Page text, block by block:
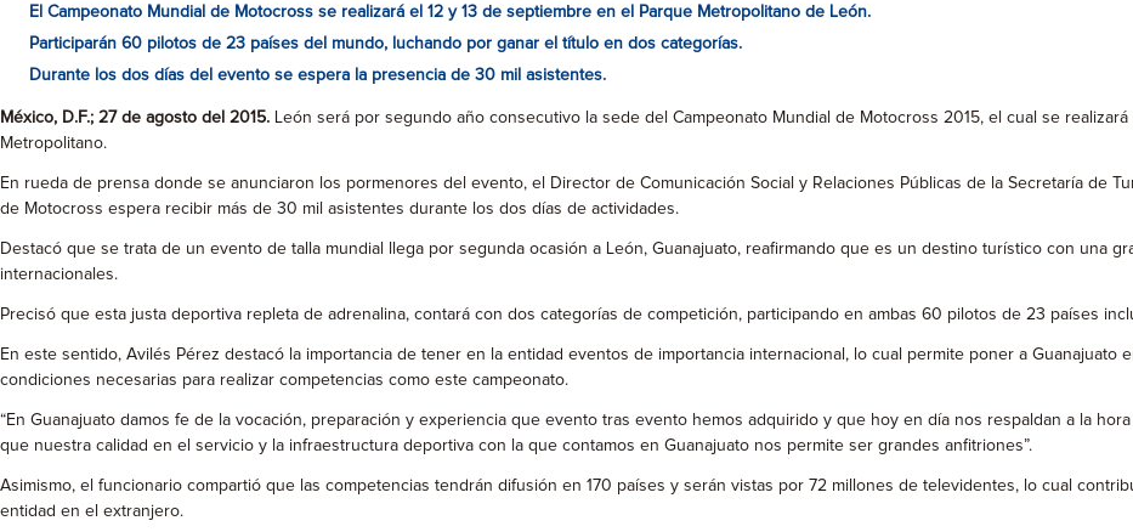
El Campeonato Mundial de Motocross se realizará el 12 y 13 de septiembre en el Parque Metropolitano de León.
Participarán 60 pilotos de 23 países del mundo, luchando por ganar el título en dos categorías.
Durante los dos días del evento se espera la presencia de 30 mil asistentes.
México, D.F.; 27 de agosto del 2015. León será por segundo año consecutivo la sede del Campeonato Mundial de Motocross 2015, el cual se
Metropolitano.
En rueda de prensa donde se anunciaron los pormenores del evento, el Director de Comunicación Social y Relaciones Públicas de la Secretaría de
de Motocross espera recibir más de 30 mil asistentes durante los dos días de actividades.
Destacó que se trata de un evento de talla mundial llega por segunda ocasión a León, Guanajuato, reafirmando que es un destino turístico con una
internacionales.
Precisó que esta justa deportiva repleta de adrenalina, contará con dos categorías de competición, participando en ambas 60 pilotos de 23 países
En este sentido, Avilés Pérez destacó la importancia de tener en la entidad eventos de importancia internacional, lo cual permite poner a
condiciones necesarias para realizar competencias como este campeonato.
“En Guanajuato damos fe de la vocación, preparación y experiencia que evento tras evento hemos adquirido y que hoy en día nos respaldan a la
que nuestra calidad en el servicio y la infraestructura deportiva con la que contamos en Guanajuato nos permite ser grandes anfitriones”.
Asimismo, el funcionario compartió que las competencias tendrán difusión en 170 países y serán vistas por 72 millones de televidentes, lo cual
entidad en el extranjero.